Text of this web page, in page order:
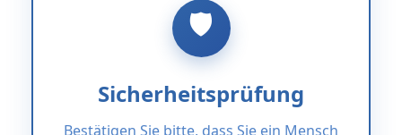
Sicherheitsprüfung
Bestätigen Sie bitte, dass Sie ein Mensch